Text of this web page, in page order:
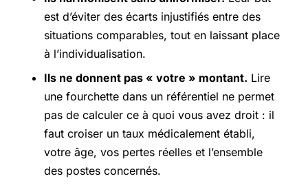
est d’éviter des écarts injustifiés entre des
situations comparables, tout en laissant place
à l’individualisation.
Ils ne donnent pas « votre » montant. Lire
une fourchette dans un référentiel ne permet
pas de calculer ce à quoi vous avez droit : il
faut croiser un taux médicalement établi,
votre âge, vos pertes réelles et l’ensemble
des postes concernés.